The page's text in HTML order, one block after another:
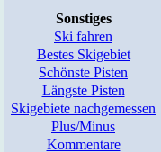
Sons­ti­ges
Ski fah­ren
Bes­tes Ski­ge­biet
Schöns­te Pis­ten
Längs­te Pis­ten
Skigebiete nachgemessen
Plus/Mi­nus
Kom­men­ta­re